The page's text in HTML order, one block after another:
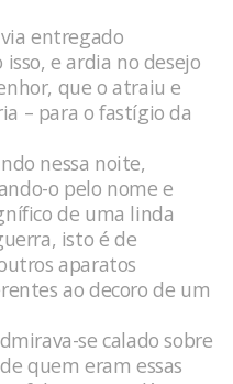
entregado
e ardia no desejo
que o atraiu e
– para o fastígio da
nessa noite,
o pelo nome e
de uma linda
isto é de
aparatos
ao decoro de um
se calado sobre
quem eram essas